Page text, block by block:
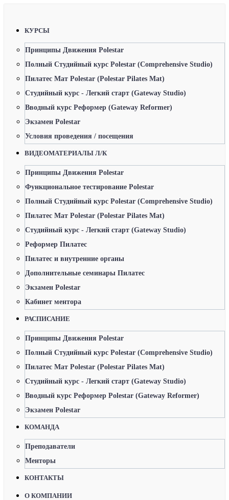
КУРСЫ
Принципы Движения Polestar
Полный Студийный курс Polestar (Comprehensive Studio)
Пилатес Мат Polestar (Polestar Pilates Mat)
Студийный курс - Легкий старт (Gateway Studio)
Вводный курс Реформер (Gateway Reformer)
Экзамен Polestar
Условия проведения / посещения
ВИДЕОМАТЕРИАЛЫ Л/К
Принципы Движения Polestar
Функциональное тестирование Polestar
Полный Студийный курс Polestar (Comprehensive Studio)
Пилатес Мат Polestar (Polestar Pilates Mat)
Студийный курс - Легкий старт (Gateway Studio)
Реформер Пилатес
Пилатес и внутренние органы
Дополнительные семинары Пилатес
Экзамен Polestar
Кабинет ментора
РАСПИСАНИЕ
Принципы Движения Polestar
Полный Студийный курс Polestar (Comprehensive Studio)
Пилатес Мат Polestar (Polestar Pilates Mat)
Студийный курс - Легкий старт (Gateway Studio)
Вводный курс Реформер Polestar (Gateway Reformer)
Экзамен Polestar
КОМАНДА
Преподаватели
Менторы
КОНТАКТЫ
О КОМПАНИИ